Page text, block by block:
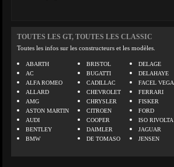
TOUTES LES GT, TOUTES LES CLASSIC
Toutes les infos sur les constructeurs et les modèles.
ABARTH
AC
ALFA ROMEO
ALLARD
AMG
ASTON MARTIN
AUDI
BENTLEY
BMW
BRISTOL
BUGATTI
CADILLAC
CHEVROLET
CHRYSLER
CITROEN
COOPER
DAIMLER
DE TOMASO
DELAGE
DELAHAYE
FACEL VEGA
FERRARI
FISKER
FORD
ISO RIVOLTA
JAGUAR
JENSEN